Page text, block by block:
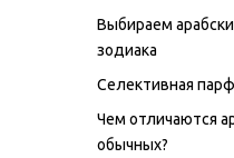
Выбираем
зодиака
Селективная
Чем отличаются
обычных?